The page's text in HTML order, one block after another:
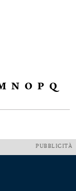
N O P Q
PUBBLICITÀ